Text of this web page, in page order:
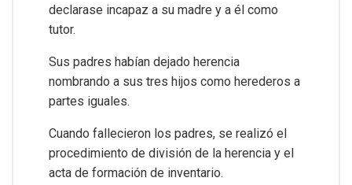
declarase incapaz a su madre y a él como
tutor.
Sus padres habían dejado herencia
nombrando a sus tres hijos como herederos a
partes iguales.
Cuando fallecieron los padres, se realizó el
procedimiento de división de la herencia y el
acta de formación de inventario.